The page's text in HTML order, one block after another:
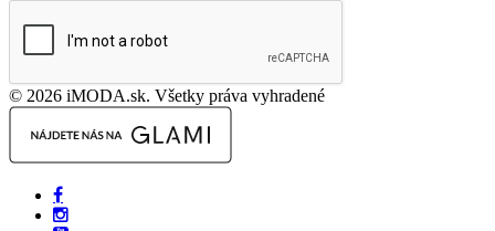
© 2026 iMODA.sk. Všetky práva vyhradené